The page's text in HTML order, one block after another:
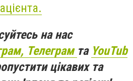
на нас
Телеграм та YouTub
цікавих та